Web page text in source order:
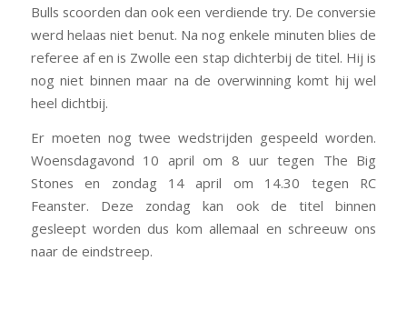
Bulls scoorden dan ook een verdiende try. De conversie
werd helaas niet benut. Na nog enkele minuten blies de
referee af en is Zwolle een stap dichterbij de titel. Hij is
nog niet binnen maar na de overwinning komt hij wel
heel dichtbij.
Er moeten nog twee wedstrijden gespeeld worden.
Woensdagavond 10 april om 8 uur tegen The Big
Stones en zondag 14 april om 14.30 tegen RC
Feanster. Deze zondag kan ook de titel binnen
gesleept worden dus kom allemaal en schreeuw ons
naar de eindstreep.